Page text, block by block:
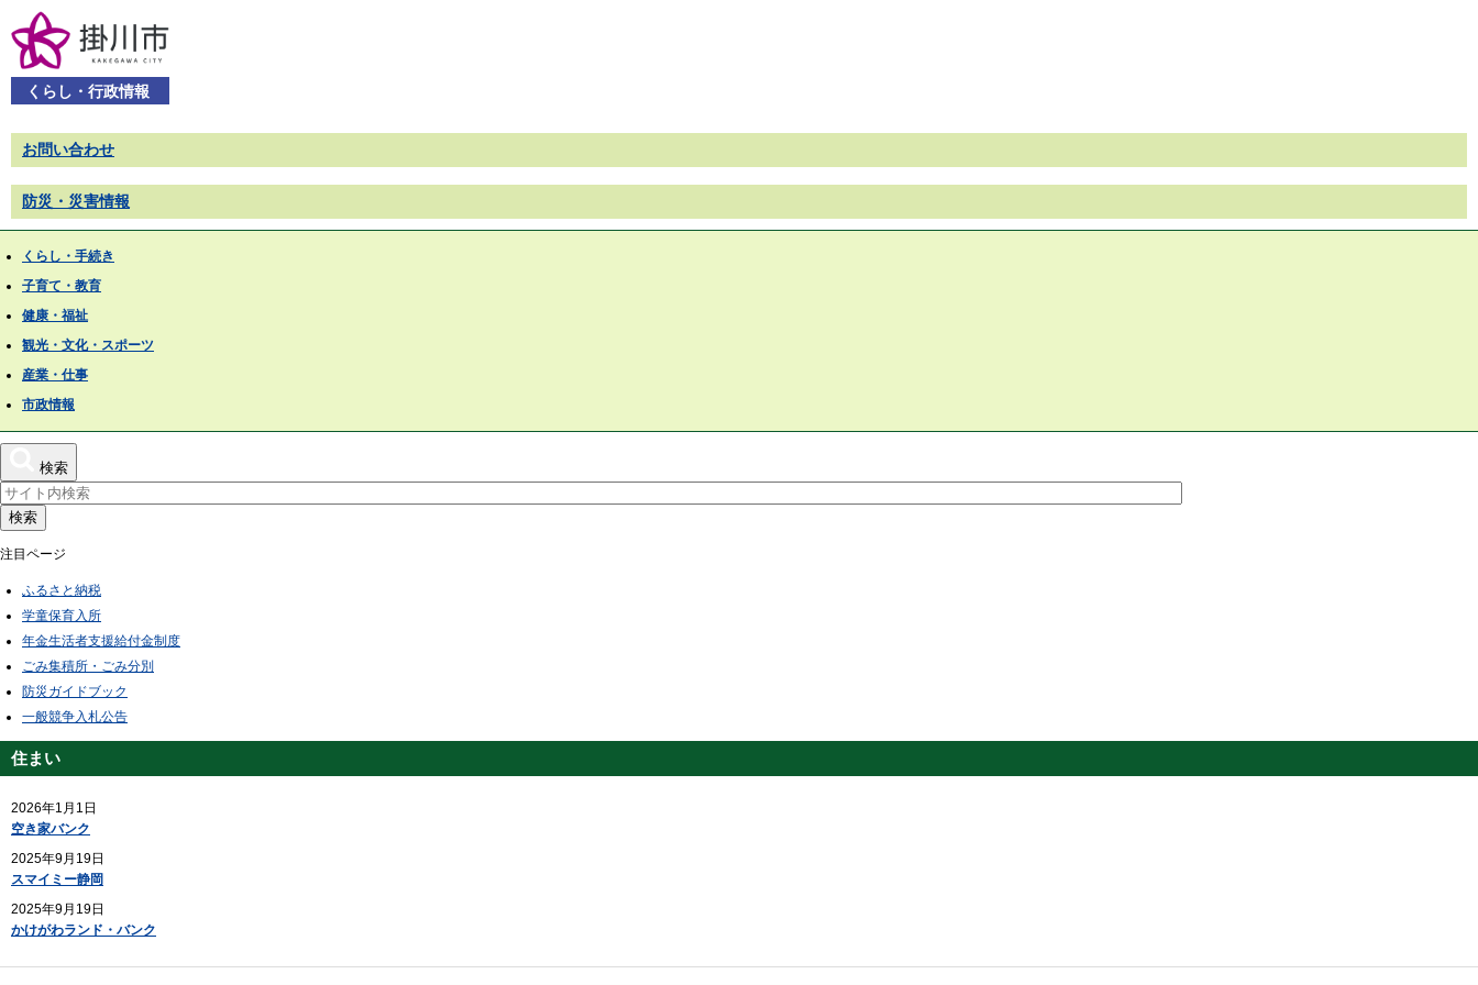
くらし・行政情報
お問い合わせ
防災・災害情報
くらし・手続き
子育て・教育
健康・福祉
観光・文化・スポーツ
産業・仕事
市政情報
検索
検索
注目ページ
ふるさと納税
学童保育入所
年金生活者支援給付金制度
ごみ集積所・ごみ分別
防災ガイドブック
一般競争入札公告
住まい
2026年1月1日
空き家バンク
2025年9月19日
スマイミー静岡
2025年9月19日
かけがわランド・バンク